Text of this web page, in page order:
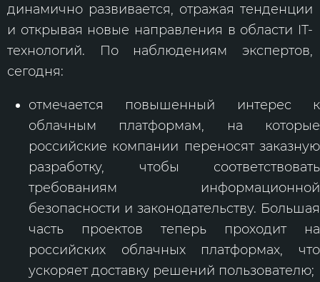
динамично развивается, отражая тенденции
и открывая новые направления в области IT-
технологий. По наблюдениям экспертов,
сегодня:
отмечается повышенный интерес к
облачным платформам, на которые
российские компании переносят заказную
разработку, чтобы соответствовать
требованиям информационной
безопасности и законодательству. Большая
часть проектов теперь проходит на
российских облачных платформах, что
ускоряет доставку решений пользователю;